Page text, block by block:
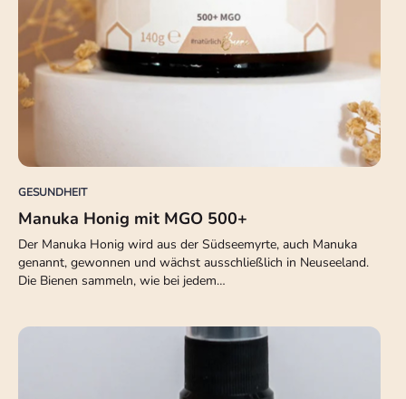
GESUNDHEIT
Manuka Honig mit MGO 500+
Der Manuka Honig wird aus der Südseemyrte, auch Manuka
genannt, gewonnen und wächst ausschließlich in Neuseeland.
Die Bienen sammeln, wie bei jedem…